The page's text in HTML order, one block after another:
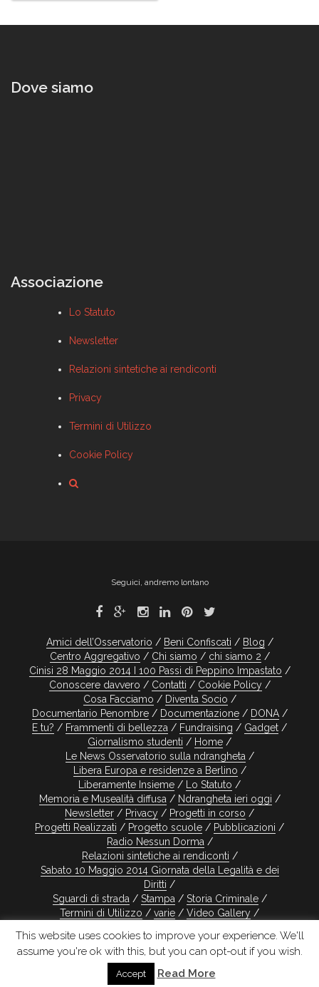
Dove siamo
Associazione
Lo Statuto
Newsletter
Relazioni sintetiche ai rendiconti
Privacy
Termini di Utilizzo
Cookie Policy
Seguici, andremo lontano
Amici dell’Osservatorio Beni Confiscati
Blog
Centro Aggregativo
Chi siamo
chi siamo 2
Cinisi 28 Maggio 2014 I 100 Passi di Peppino Impastato
Conoscere davvero
Contatti
Cookie Policy
Cosa Facciamo
Diventa Socio
Documentario Penombre
Documentazione
DONA
E tu?
Frammenti di bellezza Fundraising
Gadget
Giornalismo studenti
Home
Le News Osservatorio sulla ndrangheta
Libera Europa e residenze a Berlino
Liberamente Insieme
Lo Statuto
Memoria e Musealità diffusa
Ndrangheta ieri oggi
Newsletter
Privacy
Progetti in corso
Progetti Realizzati
Progetto scuole
Pubblicazioni
Radio Nessun Dorma
Relazioni sintetiche ai rendiconti
Sabato 10 Maggio 2014 Giornata della Legalità e dei
Diritti
Sguardi di strada
Stampa
Storia Criminale
Termini di Utilizzo
varie
Video Gallery
Design realizzato da Smartcat
This website uses cookies to improve your experience. We'll
assume you're ok with this, but you can opt-out if you wish.
Accept Read More